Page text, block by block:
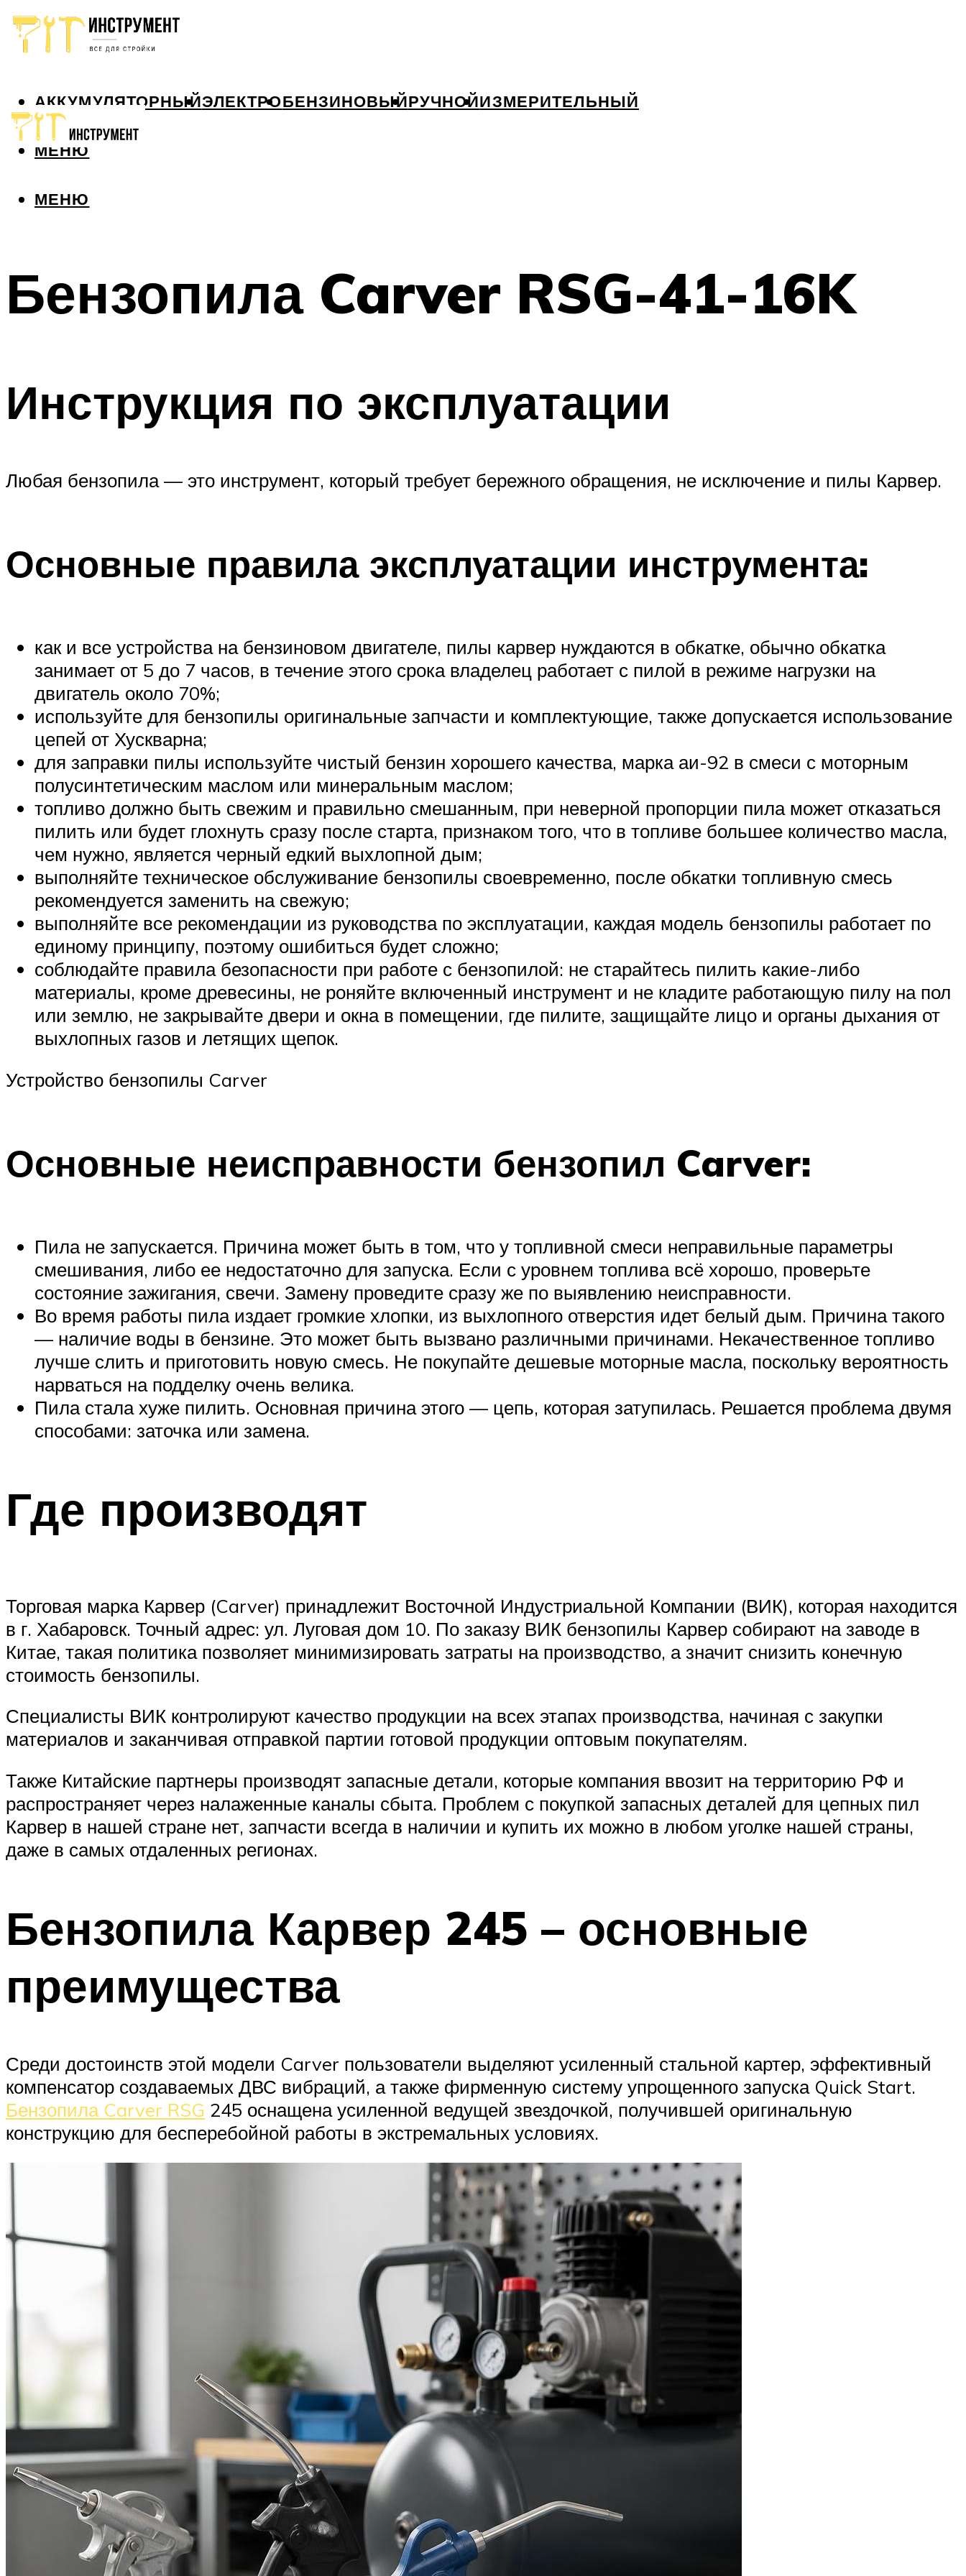
АККУМУЛЯТОРНЫЙЭЛЕКТРОБЕНЗИНОВЫЙРУЧНОЙИЗМЕРИТЕЛЬНЫЙ
МЕНЮ
МЕНЮ
Бензопила Carver RSG-41-16K
Инструкция по эксплуатации
Любая бензопила — это инструмент, который требует бережного обращения, не исключение и пилы Карвер.
Основные правила эксплуатации инструмента:
как и все устройства на бензиновом двигателе, пилы карвер нуждаются в обкатке, обычно обкатка
занимает от 5 до 7 часов, в течение этого срока владелец работает с пилой в режиме нагрузки на
двигатель около 70%;
используйте для бензопилы оригинальные запчасти и комплектующие, также допускается использование
цепей от Хускварна;
для заправки пилы используйте чистый бензин хорошего качества, марка аи-92 в смеси с моторным
полусинтетическим маслом или минеральным маслом;
топливо должно быть свежим и правильно смешанным, при неверной пропорции пила может отказаться
пилить или будет глохнуть сразу после старта, признаком того, что в топливе большее количество масла,
чем нужно, является черный едкий выхлопной дым;
выполняйте техническое обслуживание бензопилы своевременно, после обкатки топливную смесь
рекомендуется заменить на свежую;
выполняйте все рекомендации из руководства по эксплуатации, каждая модель бензопилы работает по
единому принципу, поэтому ошибиться будет сложно;
соблюдайте правила безопасности при работе с бензопилой: не старайтесь пилить какие-либо
материалы, кроме древесины, не роняйте включенный инструмент и не кладите работающую пилу на пол
или землю, не закрывайте двери и окна в помещении, где пилите, защищайте лицо и органы дыхания от
выхлопных газов и летящих щепок.
Устройство бензопилы Carver
Основные неисправности бензопил Carver:
Пила не запускается. Причина может быть в том, что у топливной смеси неправильные параметры
смешивания, либо ее недостаточно для запуска. Если с уровнем топлива всё хорошо, проверьте
состояние зажигания, свечи. Замену проведите сразу же по выявлению неисправности.
Во время работы пила издает громкие хлопки, из выхлопного отверстия идет белый дым. Причина такого
— наличие воды в бензине. Это может быть вызвано различными причинами. Некачественное топливо
лучше слить и приготовить новую смесь. Не покупайте дешевые моторные масла, поскольку вероятность
нарваться на подделку очень велика.
Пила стала хуже пилить. Основная причина этого — цепь, которая затупилась. Решается проблема двумя
способами: заточка или замена.
Где производят
Торговая марка Карвер (Carver) принадлежит Восточной Индустриальной Компании (ВИК), которая находится
в г. Хабаровск. Точный адрес: ул. Луговая дом 10. По заказу ВИК бензопилы Карвер собирают на заводе в
Китае, такая политика позволяет минимизировать затраты на производство, а значит снизить конечную
стоимость бензопилы.
Специалисты ВИК контролируют качество продукции на всех этапах производства, начиная с закупки
материалов и заканчивая отправкой партии готовой продукции оптовым покупателям.
Также Китайские партнеры производят запасные детали, которые компания ввозит на территорию РФ и
распространяет через налаженные каналы сбыта. Проблем с покупкой запасных деталей для цепных пил
Карвер в нашей стране нет, запчасти всегда в наличии и купить их можно в любом уголке нашей страны,
даже в самых отдаленных регионах.
Бензопила Карвер 245 – основные
преимущества
Среди достоинств этой модели Carver пользователи выделяют усиленный стальной картер, эффективный
компенсатор создаваемых ДВС вибраций, а также фирменную систему упрощенного запуска Quick Start.
Бензопила Carver RSG 245 оснащена усиленной ведущей звездочкой, получившей оригинальную
конструкцию для бесперебойной работы в экстремальных условиях.